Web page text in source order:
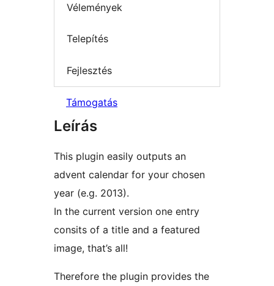
Vélemények
Telepítés
Fejlesztés
Támogatás
Leírás
This plugin easily outputs an
advent calendar for your chosen
year (e.g. 2013).
In the current version one entry
consits of a title and a featured
image, that’s all!
Therefore the plugin provides the